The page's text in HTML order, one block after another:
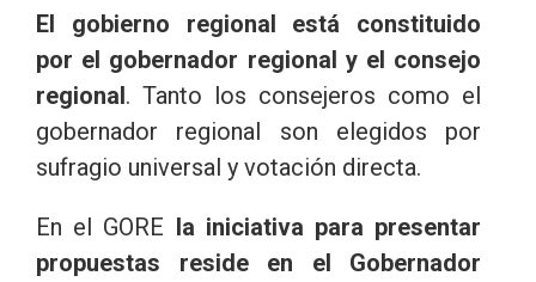
El gobierno regional está constituido
por el gobernador regional y el consejo
regional. Tanto los consejeros como el
gobernador regional son elegidos por
sufragio universal y votación directa.
En el GORE la iniciativa para presentar
propuestas reside en el Gobernador